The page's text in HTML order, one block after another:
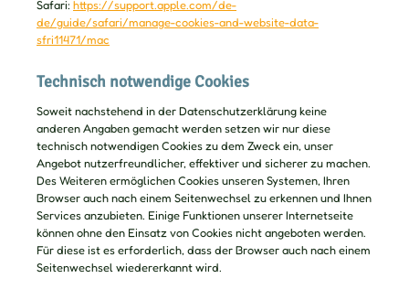
Safari: https://support.apple.com/de-
de/guide/safari/manage-cookies-and-website-data-
sfri11471/mac
Technisch notwendige Cookies
Soweit nachstehend in der Datenschutzerklärung keine
anderen Angaben gemacht werden setzen wir nur diese
technisch notwendigen Cookies zu dem Zweck ein, unser
Angebot nutzerfreundlicher, effektiver und sicherer zu machen.
Des Weiteren ermöglichen Cookies unseren Systemen, Ihren
Browser auch nach einem Seitenwechsel zu erkennen und Ihnen
Services anzubieten. Einige Funktionen unserer Internetseite
können ohne den Einsatz von Cookies nicht angeboten werden.
Für diese ist es erforderlich, dass der Browser auch nach einem
Seitenwechsel wiedererkannt wird.